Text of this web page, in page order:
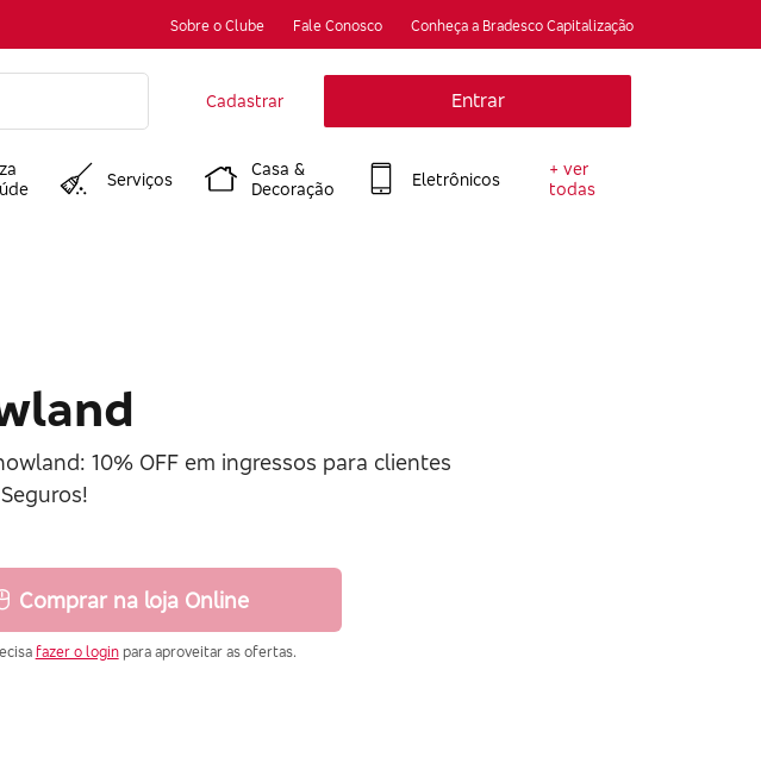
Sobre o Clube Fale Conosco Conheça a Bradesco Capitalização
Cadastrar Entrar
Serviços
Casa &
Decoração
Eletrônicos
+ ver
todas
10% OFF em ingressos para clientes
Comprar na loja Online
fazer o loginpara aproveitar as ofertas.